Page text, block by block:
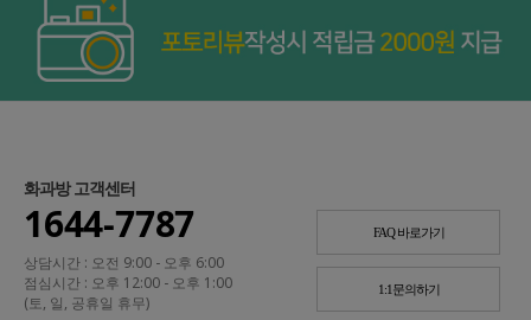
화과방 고객센터
1644-7787
상담시간 : 오전 9:00 - 오후 6:00
점심시간 : 오후 12:00 - 오후 1:00
(토, 일, 공휴일 휴무)
FAQ 바로가기
1:1문의하기